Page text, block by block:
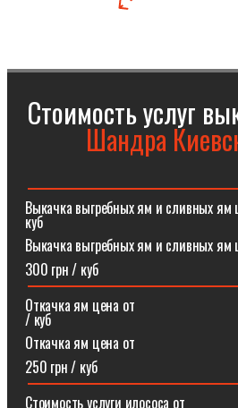
Стоимость услуг
Шандра
Выкачка выгребных ям и сливных
куб
Выкачка выгребных ям и сливных ям
300 грн / куб
Откачка ям цена от
/ куб
Откачка ям цена от
250 грн / куб
Стоимость услуги илососа